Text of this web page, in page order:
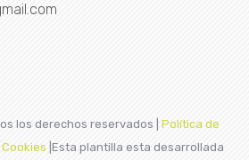
los derechos reservados | Política de
|Esta plantilla esta desarrollada